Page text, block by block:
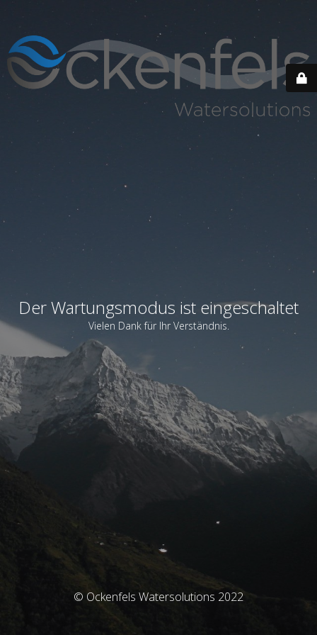
Der Wartungsmodus ist eingeschaltet
Vielen Dank für Ihr Verständnis.
© Ockenfels Watersolutions 2022